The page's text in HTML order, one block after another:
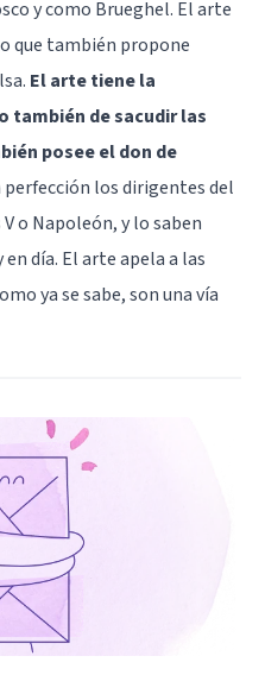
y como Brueghel. El arte
que también propone
El arte tiene la
también de sacudir las
posee el don de
perfección los dirigentes del
o Napoleón, y lo saben
día. El arte apela a las
ya se sabe, son una vía